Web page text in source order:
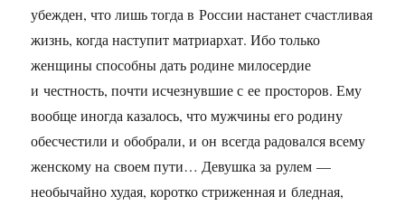
убежден, что лишь тогда в России настанет счастливая
жизнь, когда наступит матриархат. Ибо только
женщины способны дать родине милосердие
и честность, почти исчезнувшие с ее просторов. Ему
вообще иногда казалось, что мужчины его родину
обесчестили и обобрали, и он всегда радовался всему
женскому на своем пути… Девушка за рулем —
необычайно худая, коротко стриженная и бледная,